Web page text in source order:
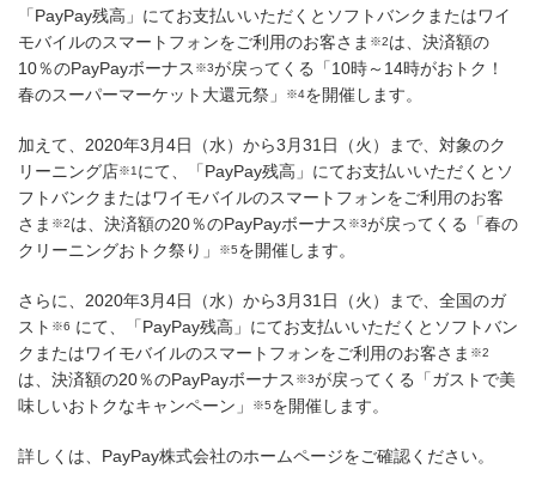
「PayPay残高」にてお支払いいただくとソフトバンクまたはワイ
モバイルのスマートフォンをご利用のお客さま ※2は、決済額の
10％のPayPayボーナス ※3が戻ってくる「10時～14時がおトク！
春のスーパーマーケット大還元祭」
※4を開催します。
加えて、2020年3月4日（水）から3月31日（火）まで、対象のク
リーニング店※1 にて、「PayPay残高」にてお支払いいただくとソ
フトバンクまたはワイモバイルのスマートフォンをご利用のお客
さま ※2は、決済額の20％のPayPayボーナス ※3が戻ってくる「春の
クリーニングおトク祭り」
※5を開催します。
さらに、2020年3月4日（水）から3月31日（火）まで、全国のガ
スト ※6 にて、「PayPay残高」にてお支払いいただくとソフトバン
クまたはワイモバイルのスマートフォンをご利用のお客さま ※2
は、決済額の20％のPayPayボーナス ※3が戻ってくる「ガストで美
味しいおトクなキャンペーン」
※5を開催します。
詳しくは、PayPay株式会社のホームページをご確認ください。